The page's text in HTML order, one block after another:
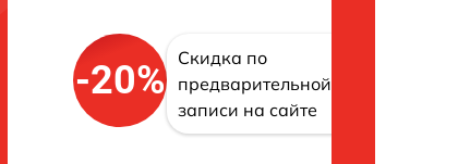
-20%
Скидка по
предварительной
записи на сайте